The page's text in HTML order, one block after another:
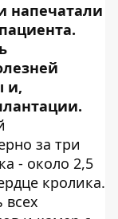
напечатали
и,
за три
- около 2,5
кролика.
всех